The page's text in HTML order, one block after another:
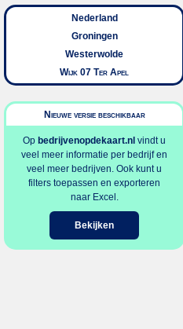
Nederland
Groningen
Westerwolde
Wijk 07 Ter Apel
Nieuwe versie beschikbaar
Op bedrijvenopdekaart.nl vindt u
veel meer informatie per bedrijf en
veel meer bedrijven. Ook kunt u
filters toepassen en exporteren
naar Excel.
Bekijken